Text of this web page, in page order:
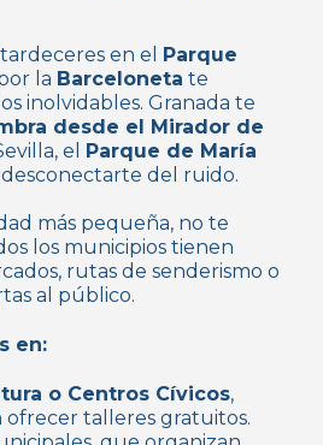
en el Parque
la Barceloneta te
inolvidables. Granada te
desde el Mirador de
el Parque de María
desconectarte del ruido.
más pequeña, no te
los municipios tienen
rutas de senderismo o
al público.
en:
o Centros Cívicos,
talleres gratuitos.